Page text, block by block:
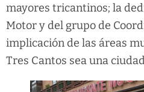
mayores tricantinos; la
Motor y del grupo de
implicación de las áreas
Tres Cantos sea una